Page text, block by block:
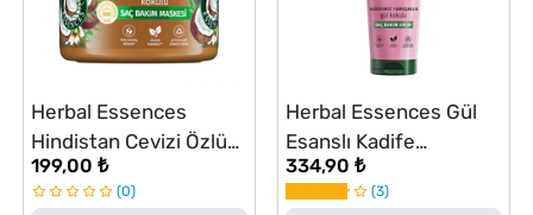
Herbal Essences
Hindistan Cevizi Özlü
Nemlendirici Saç
Maske 300 ml
199,00 ₺
0
Herbal Essences Gül
Esanslı Kadife
Yumuşaklık Saç Kremi
250 ml
334,90 ₺
3